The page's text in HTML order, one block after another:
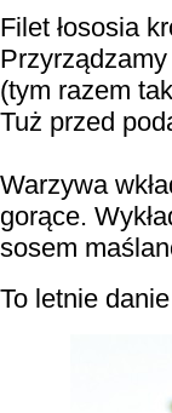
Filet łososia
(tym razem
Tuż przed
Warzywa
gorące.
sosem
To letnie